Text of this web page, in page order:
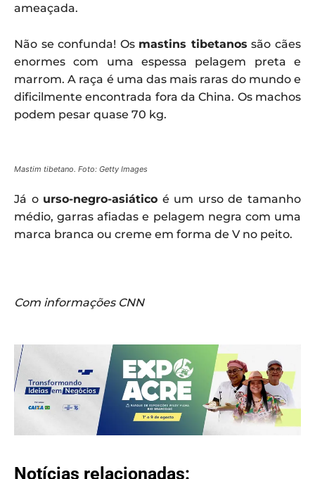
ameaçada.
Não se confunda! Os mastins tibetanos são cães
enormes com uma espessa pelagem preta e
marrom. A raça é uma das mais raras do mundo e
dificilmente encontrada fora da China. Os machos
podem pesar quase 70 kg.
Mastim tibetano. Foto: Getty Images
Já o urso-negro-asiático é um urso de tamanho
médio, garras afiadas e pelagem negra com uma
marca branca ou creme em forma de V no peito.
Com informações CNN
Notícias relacionadas: